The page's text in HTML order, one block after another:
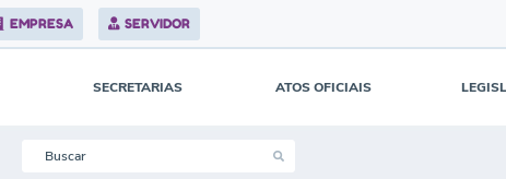
EMPRESA SERVIDOR
SECRETARIAS ATOS OFICIAIS